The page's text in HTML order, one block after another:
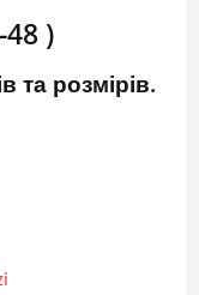
)
та розмірів.